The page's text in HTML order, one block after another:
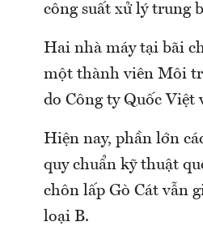
công suất xử lý trung
Hai nhà máy tại bãi
một thành viên Môi
do Công ty Quốc Việt
Hiện nay, phần lớn
quy chuẩn kỹ thuật
chôn lấp Gò Cát vẫn
loại B.